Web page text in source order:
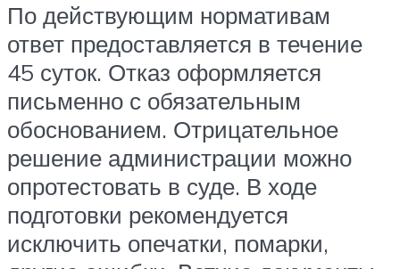
По действующим нормативам
ответ предоставляется в течение
45 суток. Отказ оформляется
письменно с обязательным
обоснованием. Отрицательное
решение администрации можно
опротестовать в суде. В ходе
подготовки рекомендуется
исключить опечатки, помарки,